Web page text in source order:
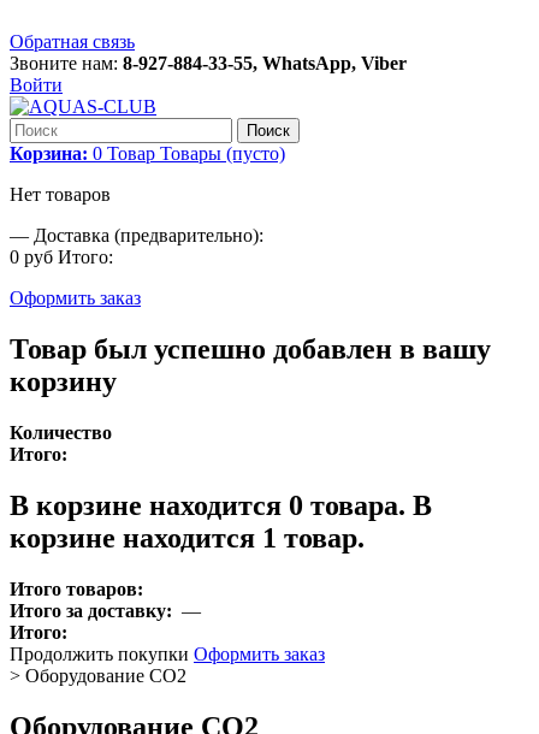
Обратная связь
Звоните нам: 8-927-884-33-55, WhatsApp, Viber
Войти
Поиск
Корзина: 0 Товар Товары (пусто)
Нет товаров
— Доставка (предварительно):
0 руб Итого:
Оформить заказ
Товар был успешно добавлен в вашу
корзину
Количество
Итого:
В корзине находится 0 товара. В
корзине находится 1 товар.
Итого товаров:
Итого за доставку: —
Итого:
Продолжить покупки Оформить заказ
> Оборудование CO2
Оборудование CO2